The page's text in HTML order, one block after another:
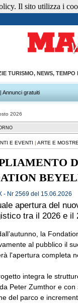
TURISMO, NEWS,
| Annunci gratuiti
2026
E EVENTI | ARTE E
- Nr 2569 del 15.06.2026
apertura del
tra il 2026 e il
la
al pubblico il
l'apertura completa
integra le
Peter Zumthor e
del parco e
Il sito utilizza i